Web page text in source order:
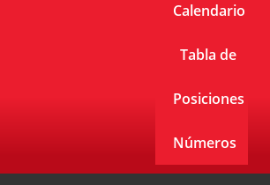
Calendario
Tabla de
Posiciones
Números